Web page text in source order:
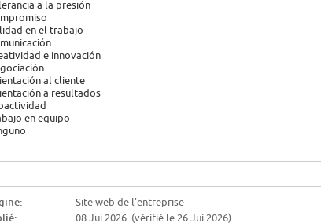
a la presión
en el trabajo
e innovación
al cliente
a resultados
en equipo
Site web de l'entreprise
08 Jui 2026 (vérifié le 26 Jui 2026)